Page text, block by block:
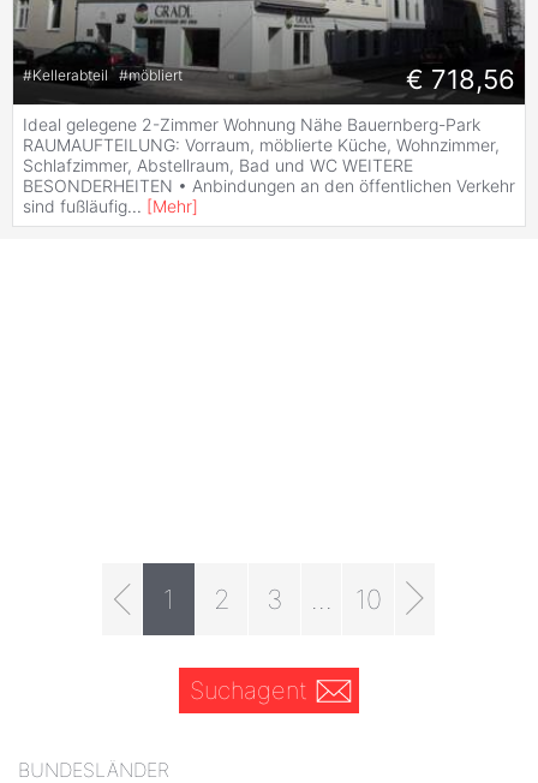
#Kellerabteil #möbliert € 718,56
Ideal gelegene 2-Zimmer Wohnung Nähe Bauernberg-Park
RAUMAUFTEILUNG: Vorraum, möblierte Küche, Wohnzimmer,
Schlafzimmer, Abstellraum, Bad und WC WEITERE
BESONDERHEITEN • Anbindungen an den öffentlichen Verkehr
sind fußläufig... [Mehr]
1 2 3 10
Suchagent
BUNDESLÄNDER